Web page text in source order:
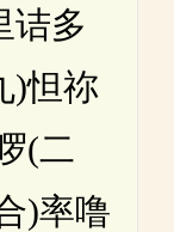
诘多
)怛祢
(二
)率噜